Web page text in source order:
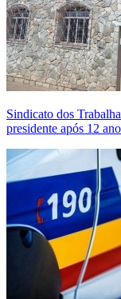
Sindicato dos
presidente após 12